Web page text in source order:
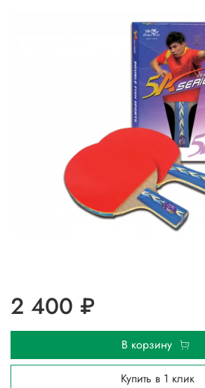
2 400 ₽
В корзину
Купить в 1 клик